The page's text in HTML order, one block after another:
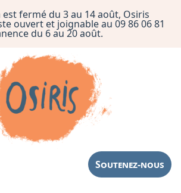
fermé du 3 au 14 août, Osiris
ouvert et joignable au 09 86 06 81
du 6 au 20 août.
Soutenez-nous